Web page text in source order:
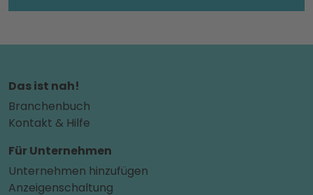
Das ist nah!
Branchenbuch
Kontakt & Hilfe
Für Unternehmen
Unternehmen hinzufügen
Anzeigenschaltung